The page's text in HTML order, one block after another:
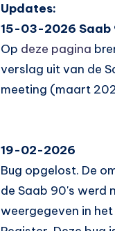
Updates:
15-03-2026 Saab
Op deze pagina
verslag uit van de
meeting (maart
19-02-2026
Bug opgelost. De
de Saab 90's werd
weergegeven in